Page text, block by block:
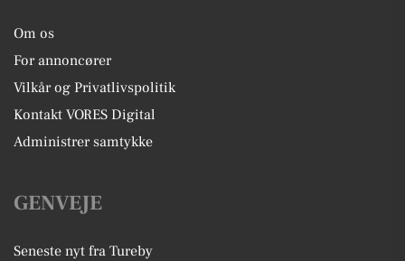
Om os
For annoncører
Vilkår og Privatlivspolitik
Kontakt VORES Digital
Administrer samtykke
GENVEJE
Seneste nyt fra Tureby